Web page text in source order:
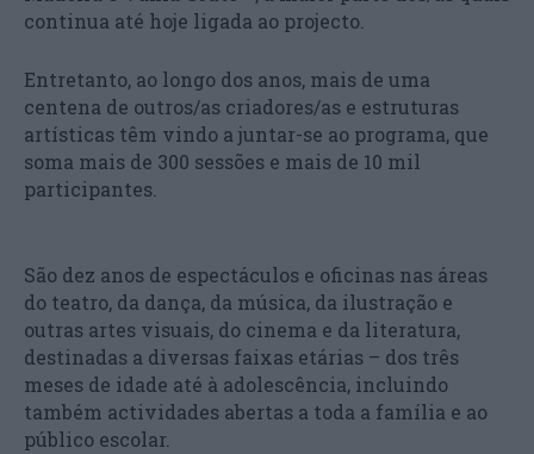
continua até hoje ligada ao projecto.
Entretanto, ao longo dos anos, mais de uma
centena de outros/as criadores/as e estruturas
artísticas têm vindo a juntar-se ao programa, que
soma mais de 300 sessões e mais de 10 mil
participantes.
São dez anos de espectáculos e oficinas nas áreas
do teatro, da dança, da música, da ilustração e
outras artes visuais, do cinema e da literatura,
destinadas a diversas faixas etárias – dos três
meses de idade até à adolescência, incluindo
também actividades abertas a toda a família e ao
público escolar.